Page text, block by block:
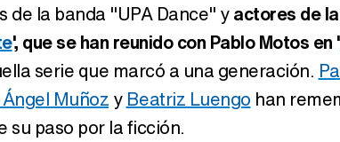
de la banda "UPA Dance" yactores de
', que se han reunido con Pablo Motos en '
serie que marcó a una generación.
Muñoz y Beatriz Luengo han
su paso por la ficción.